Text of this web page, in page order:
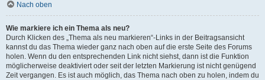
Nach oben
Wie markiere ich ein Thema als neu?
Durch Klicken des „Thema als neu markieren“-Links in der Beitragsansicht
kannst du das Thema wieder ganz nach oben auf die erste Seite des Forums
holen. Wenn du den entsprechenden Link nicht siehst, dann ist die Funktion
möglicherweise deaktiviert oder seit der letzten Markierung ist nicht genügend
Zeit vergangen. Es ist auch möglich, das Thema nach oben zu holen, indem du